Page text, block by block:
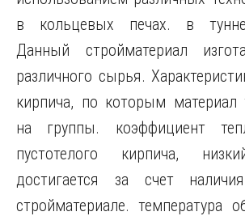
в кольцевых печах. в
Данный стройматериал
различного сырья.
кирпича, по которым материал
на группы. коэффициент
пустотелого кирпича,
достигается за счет
стройматериале. температура